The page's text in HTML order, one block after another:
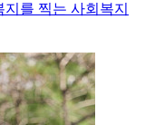
를 찍는 사회복지